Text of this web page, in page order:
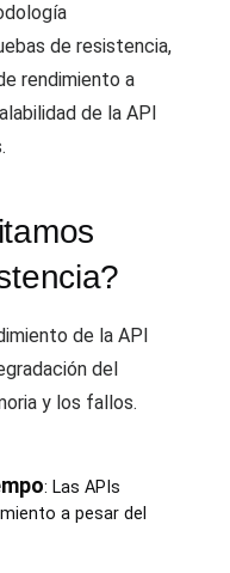
de resistencia,
rendimiento a
de la API
de la API
del
y los fallos.
: Las APIs
a pesar del